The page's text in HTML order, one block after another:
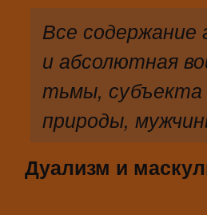
Все содержание
и абсолютная
тьмы, субъекта
природы,
Дуализм и